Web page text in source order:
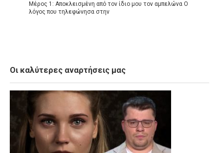
Μέρος 1: Αποκλεισμένη από τον ίδιο μου τον αμπελώνα Ο
λόγος που τηλεφώνησα στην
Οι καλύτερες αναρτήσεις μας